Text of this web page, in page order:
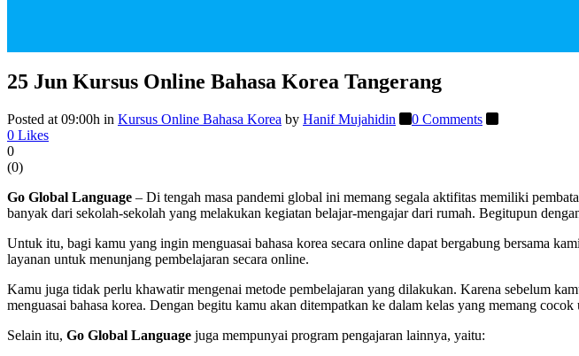
25 Jun Kursus Online Bahasa Korea Tangerang
Posted at 09:00h in Kursus Online Bahasa Korea by Hanif Mujahidin
0 Comments
0 Likes
0
(0)
Go Global Language – Di tengah masa pandemi global ini memang segala aktifitas memiliki
banyak dari sekolah-sekolah yang melakukan kegiatan belajar-mengajar dari rumah. Begitupun
Untuk itu, bagi kamu yang ingin menguasai bahasa korea secara online dapat bergabung bersama
layanan untuk menunjang pembelajaran secara online.
Kamu juga tidak perlu khawatir mengenai metode pembelajaran yang dilakukan. Karena sebelum
menguasai bahasa korea. Dengan begitu kamu akan ditempatkan ke dalam kelas yang memang
Selain itu, Go Global Language juga mempunyai program pengajaran lainnya, yaitu: